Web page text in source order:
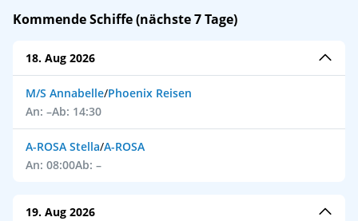
Kommende Schiffe (nächste 7 Tage)
18. Aug 2026
M/S Annabelle/Phoenix Reisen
An: –Ab: 14:30
A-ROSA Stella/A-ROSA
An: 08:00Ab: –
19. Aug 2026